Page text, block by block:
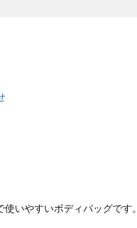
いやすいボディバッグです。